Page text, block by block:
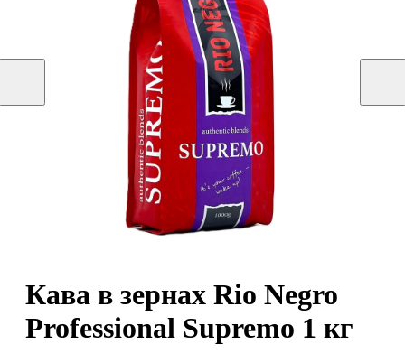
Кава в зернах Rio Negro
Professional Supremo 1 кг